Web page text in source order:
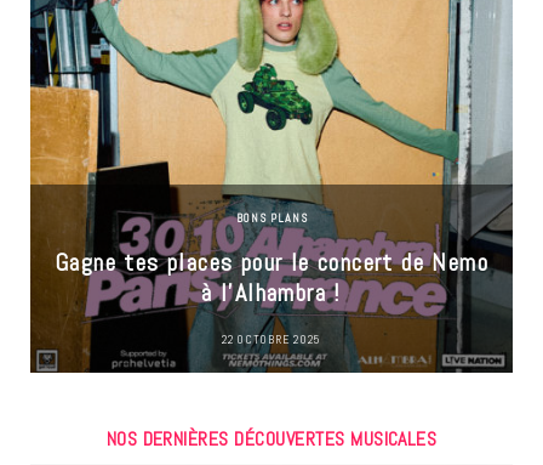
BONS PLANS
Gagne tes places pour le concert de Nemo
à l’Alhambra !
22 OCTOBRE 2025
NOS DERNIÈRES DÉCOUVERTES MUSICALES